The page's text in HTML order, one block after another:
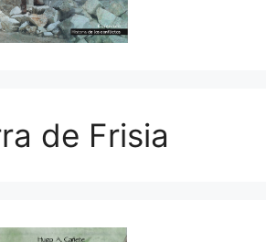
de Frisia